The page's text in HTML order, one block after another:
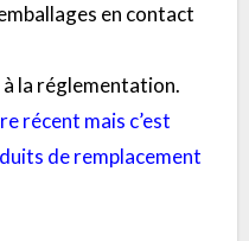
en contact
la réglementation.
récent mais c’est
de remplacement